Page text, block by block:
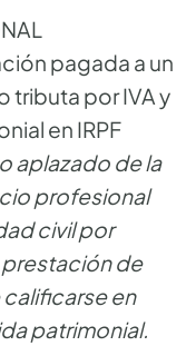
pagada a un
tributa por IVA y
en IRPF
aplazado de la
profesional
civil por
de
calificarse en
patrimonial.